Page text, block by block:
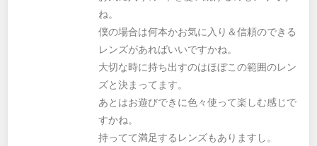
ね。
僕の場合は何本かお気に入り＆信頼のできる
レンズがあればいいですかね。
大切な時に持ち出すのはほぼこの範囲のレン
ズと決まってます。
あとはお遊びできに色々使って楽しむ感じで
すかね。
持ってて満足するレンズもありますし。